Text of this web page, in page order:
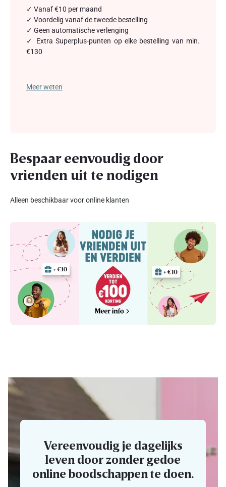
✓ Vanaf €10 per maand
✓ Voordelig vanaf de tweede bestelling
✓ Geen automatische verlenging
✓ Extra Superplus-punten op elke bestelling van min.
€130
Meer weten
Bespaar eenvoudig door
vrienden uit te nodigen
Alleen beschikbaar voor online klanten
Vereenvoudig je dagelijks
leven door zonder gedoe
online boodschappen te doen.